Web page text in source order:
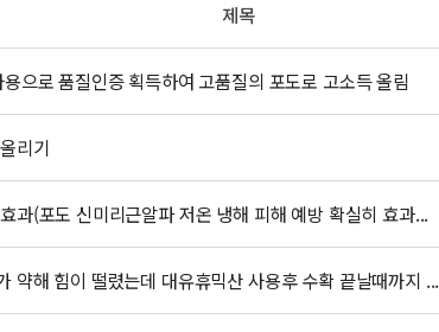
제목
으로 품질인증 획득하여 고품질의 포도로 고소득 올림
리기
과(포도 신미리근알파 저온 냉해 피해 예방 확실히 효과...
약해 힘이 떨렸는데 대유휴믹산 사용후 수확 끝날때까지 ...